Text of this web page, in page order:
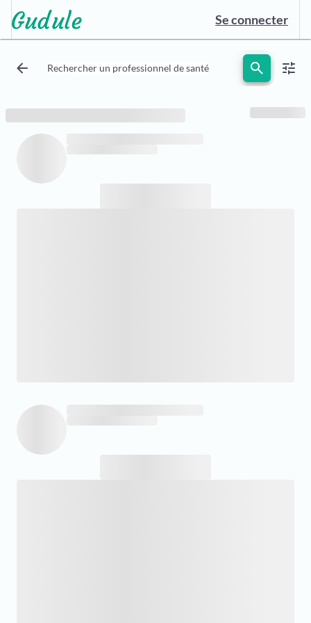
Se connecter
arrow_back Rechercher un professionnel de santé search tune